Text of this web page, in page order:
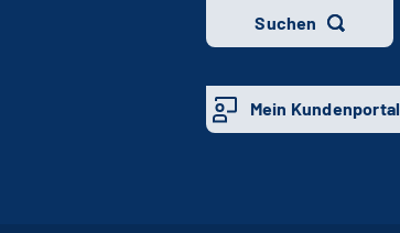
Suchen
Mein Kundenportal